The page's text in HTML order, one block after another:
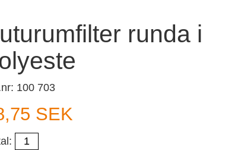
runda i
100 703
SEK